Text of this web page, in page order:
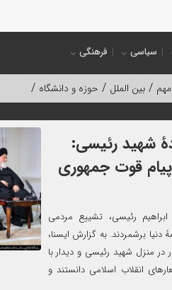
سیاسی فرهنگی
/ بین الملل / حوزه و دانشگاه /
شهید رئیسی:
قوت جمهوری
ابراهیم رئیسی، تشییع مردمی
برشمردند. به گزارش ایسنا،
منزل شهید رئیسی و دیدار با
انقلاب اسلامی دانستند و